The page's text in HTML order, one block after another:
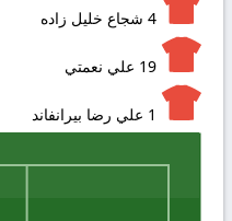
4 شجاع خلیل‌ زاده‎
19 علي نعمتي
1 علي رضا بيرانفاند